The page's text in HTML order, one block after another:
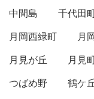
中間島
千代田
月岡西緑町
月
月見が丘
月見
つばめ野
鶴ケ